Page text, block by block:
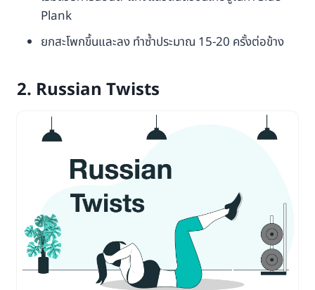
Plank
ยกสะโพกขึ้นและลง ทำซ้ำประมาณ 15-20 ครั้งต่อข้าง
2. Russian Twists